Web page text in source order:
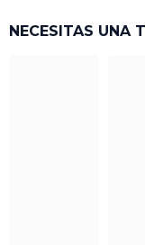
NECESITAS UNA